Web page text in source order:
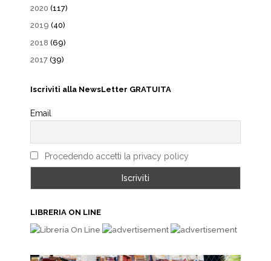
2020 (117)
2019 (40)
2018 (69)
2017 (39)
Iscriviti alla NewsLetter GRATUITA
Email
Procedendo accetti la privacy policy
LIBRERIA ON LINE